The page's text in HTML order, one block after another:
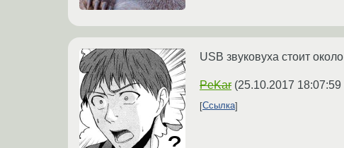
USB звуковуха стоит
PeKar (25.10.2017 18:07:59
Ссылка